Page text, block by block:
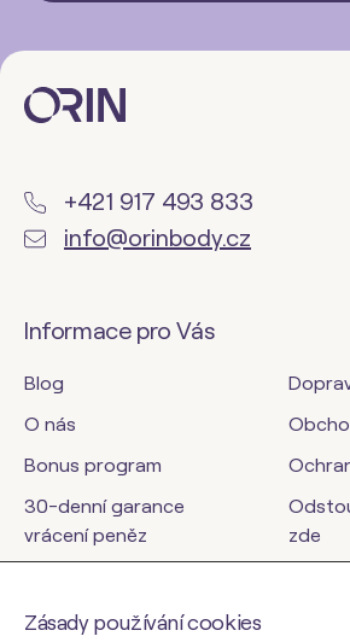
+421 917 493 833
info@orinbody.cz
Informace pro Vás
Blog
O nás
Bonus program
30-denní garance
vrácení peněz
zde
Zásady používání cookies